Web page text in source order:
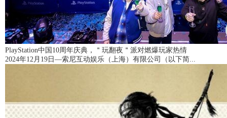
PlayStation中国10周年庆典，＂玩翻夜＂派对燃爆玩家热情
2024年12月19日—索尼互动娱乐（上海）有限公司（以下简...